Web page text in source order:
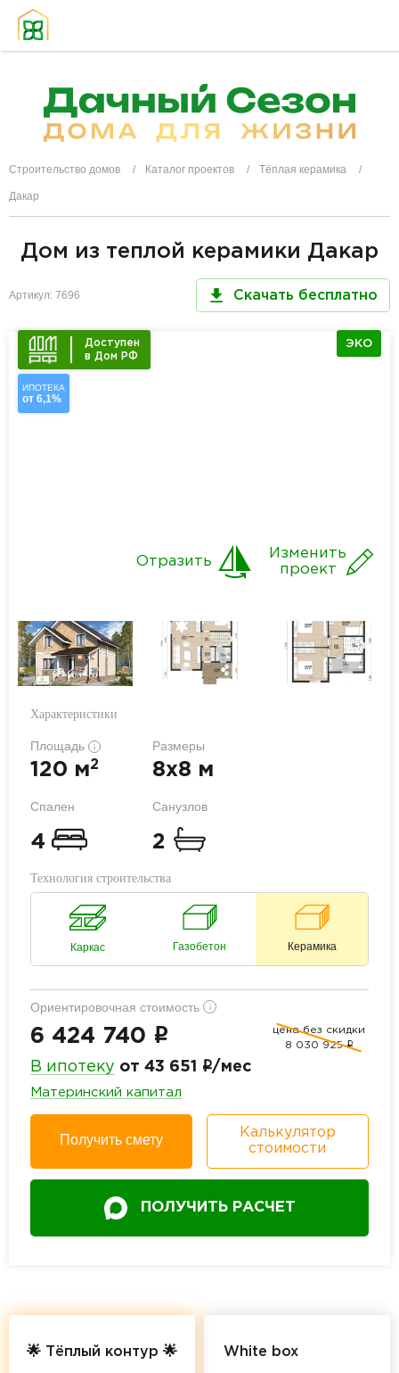
Строительство домов Каталог проектов Тёплая керамика
Дакар
Дом из теплой керамики Дакар
Артикул: 7696 Скачать бесплатно
Доступен
в Дом РФ
ИПОТЕКА
от 6,1%
ЭКО
Изменить
проект
Отразить
Характеристики
Площадь i
120 м2
Размеры
8x8 м
Спален
4
Санузлов
2
Технология строительства
Каркас Газобетон Керамика
Ориентировочная стоимость i
6 424 740 i
цена без скидки
8 030 925 i
В ипотеку от 43 651 i/мес
Материнский капитал
Получить смету
Калькулятор
стоимости
ПОЛУЧИТЬ РАСЧЕТ
🌟 Тёплый контур 🌟 White box